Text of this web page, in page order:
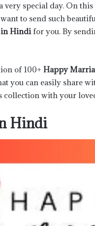
special day. On
to send such
in Hindi for you. By
of 100+ Happy
you can easily share
collection with your
Hindi